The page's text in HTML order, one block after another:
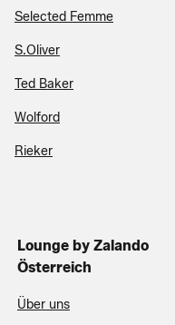
Selected Femme
S.Oliver
Ted Baker
Wolford
Rieker
Lounge by Zalando
Österreich
Über uns